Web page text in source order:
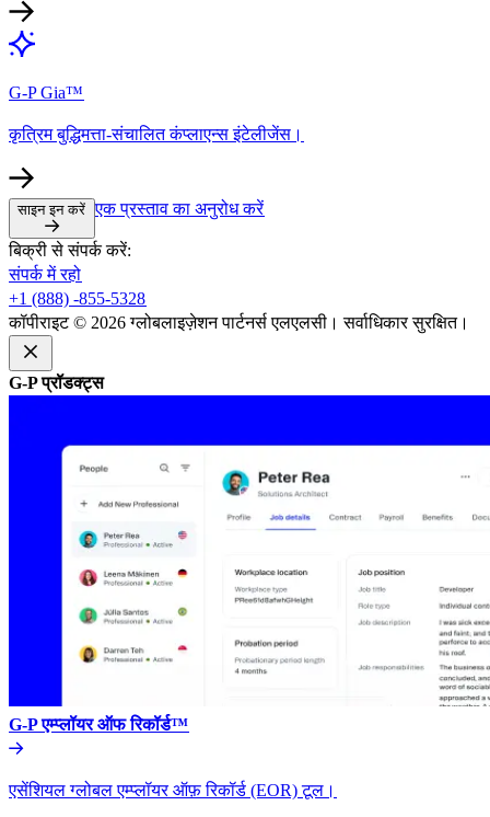
G-P Gia™​​
कृत्रिम बुद्धिमत्ता-संचालित कंप्लाएन्स इंटेलीजेंस।​​
साइन इन करें​​ एक प्रस्ताव का अनुरोध करें​​
बिक्री से संपर्क करें:​​
संपर्क में रहो​​
+1 (888) -855-5328​​
कॉपीराइट © 2026 ग्लोबलाइज़ेशन पार्टनर्स एलएलसी। सर्वाधिकार सुरक्षित।​​
G-P प्रॉडक्ट्स​​
G-P एम्प्लॉयर ऑफ रिकॉर्ड™​​
एसेंशियल ग्लोबल एम्प्लॉयर ऑफ़ रिकॉर्ड (EOR) टूल।​​